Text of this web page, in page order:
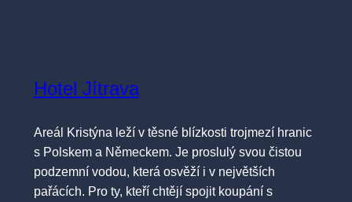
Hotel Jítrava
Areál Kristýna leží v těsné blízkosti trojmezí hranic
s Polskem a Německem. Je proslulý svou čistou
podzemní vodou, která osvěží i v největších
pařácích. Pro ty, kteří chtějí spojit koupání s